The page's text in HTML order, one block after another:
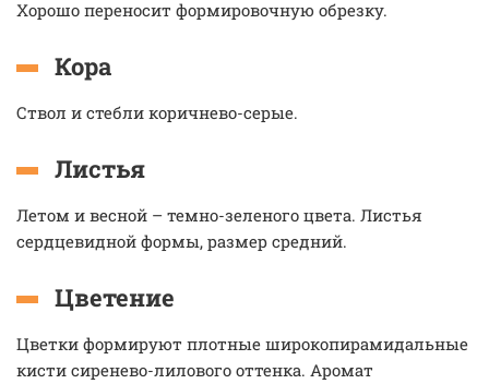
Хорошо переносит формировочную обрезку.
Кора
Ствол и стебли коричнево-серые.
Листья
Летом и весной – темно-зеленого цвета. Листья
сердцевидной формы, размер средний.
Цветение
Цветки формируют плотные широкопирамидальные
кисти сиренево-лилового оттенка. Аромат